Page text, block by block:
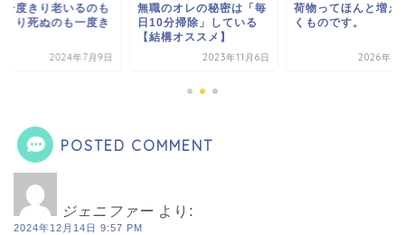
一度きり老いるのも
きり死ぬのも一度き
2024年7月9日
無職のオレの秘密は「毎
日10分掃除」している
【結構オススメ】
2023年11月6日
荷物ってほんと増え
くものです。
2026年5
POSTED COMMENT
ジェニファー より:
2024年12月14日 9:57 PM